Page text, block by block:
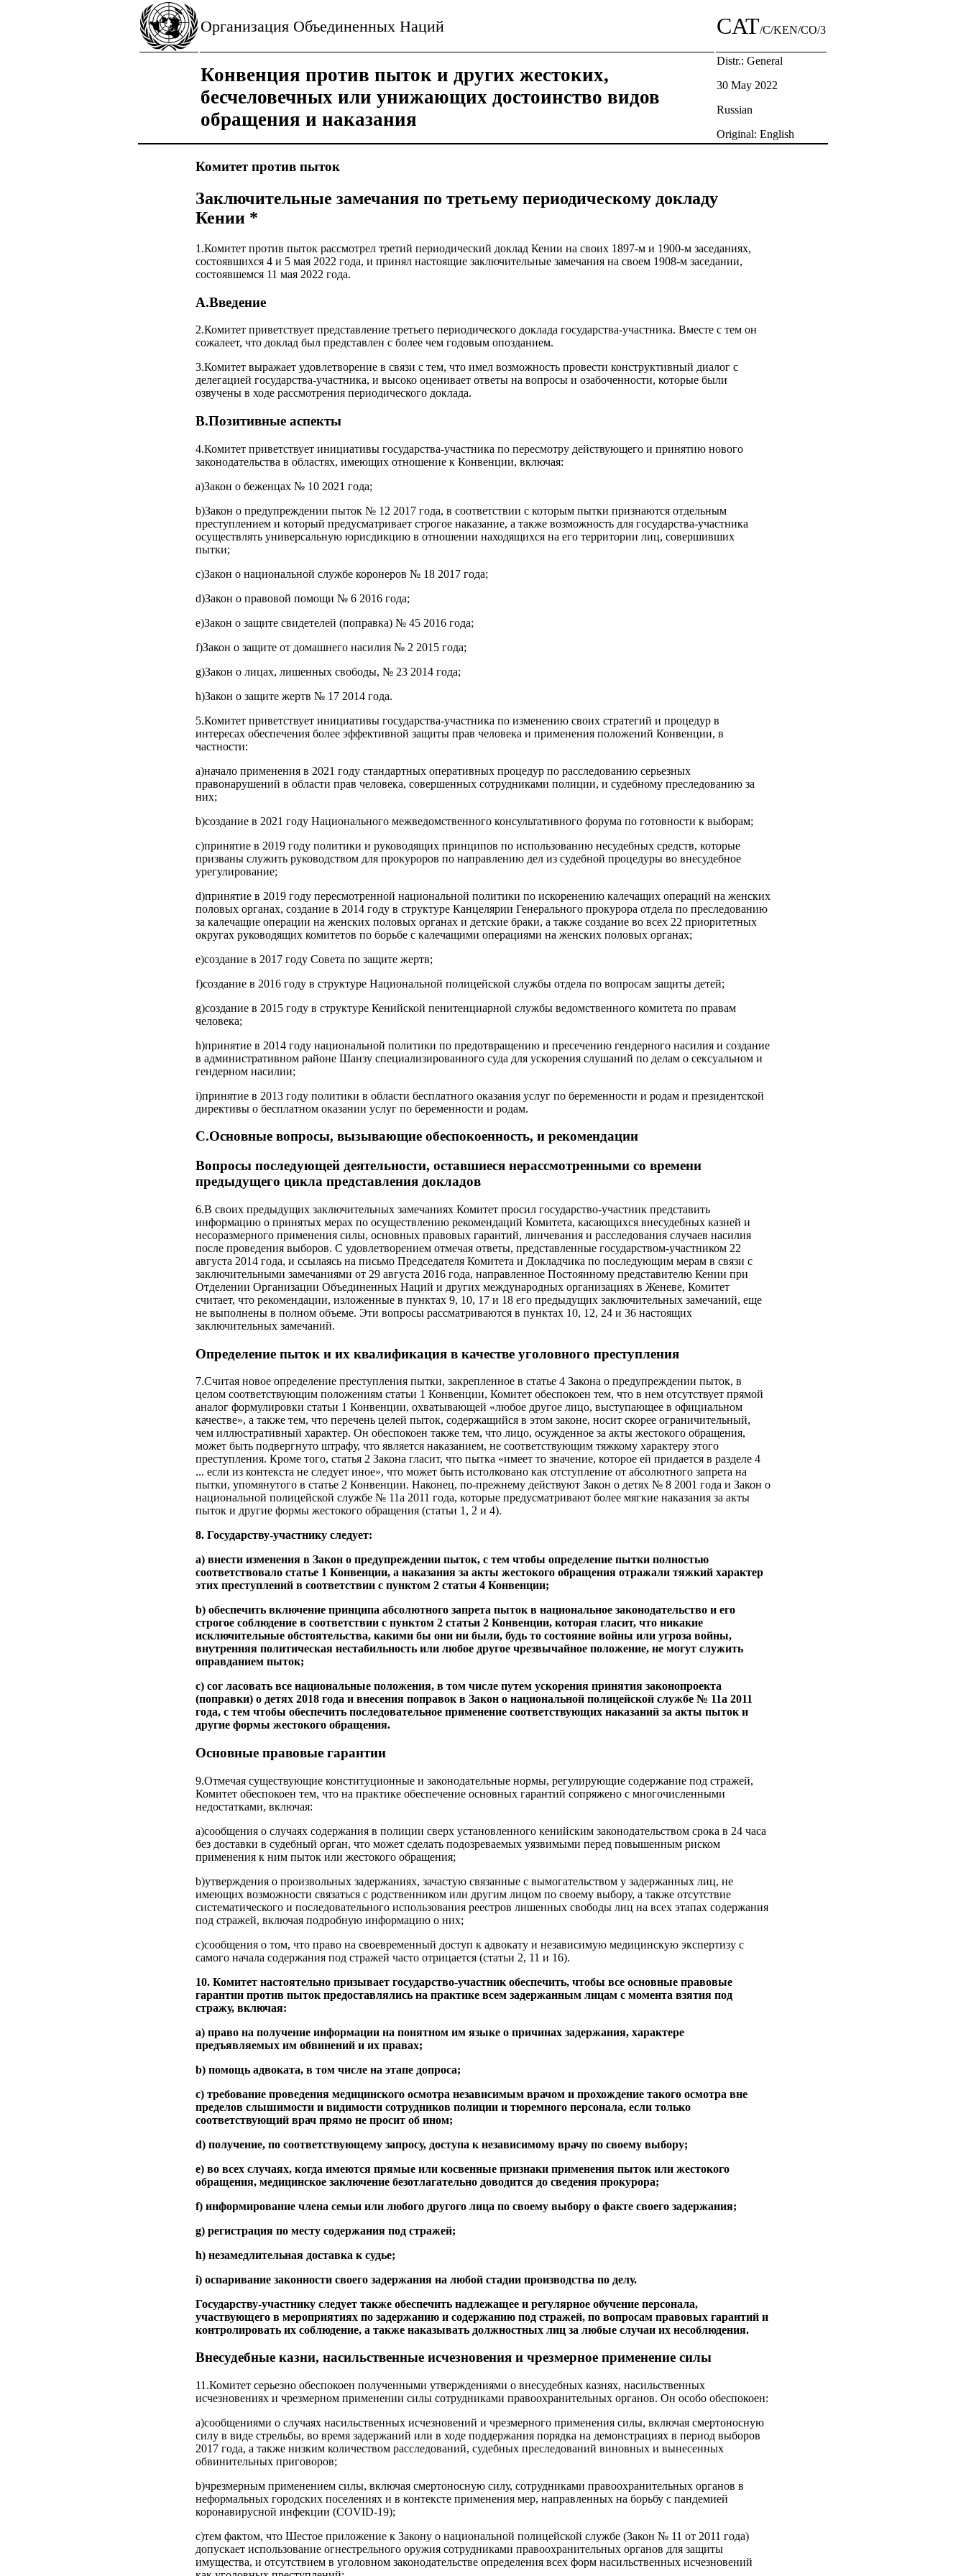
Организация Объединенных Наций CAT/C/KEN/CO/3
Конвенция против пыток и других жестоких,
бесчеловечных или унижающих достоинство видов
обращения и наказания
Distr.: General
30 May 2022
Russian
Original: English
Комитет против пыток
Заключительные замечания по третьему периодическому докладу
Кении *
1.Комитет против пыток рассмотрел третий периодический доклад Кении на своих 1897-м и 1900-м заседаниях,
состоявшихся 4 и 5 мая 2022 года, и принял настоящие заключительные замечания на своем 1908-м заседании,
состоявшемся 11 мая 2022 года.
A.Введение
2.Комитет приветствует представление третьего периодического доклада государства-участника. Вместе с тем он
сожалеет, что доклад был представлен с более чем годовым опозданием.
3.Комитет выражает удовлетворение в связи с тем, что имел возможность провести конструктивный диалог с
делегацией государства-участника, и высоко оценивает ответы на вопросы и озабоченности, которые были
озвучены в ходе рассмотрения периодического доклада.
B.Позитивные аспекты
4.Комитет приветствует инициативы государства-участника по пересмотру действующего и принятию нового
законодательства в областях, имеющих отношение к Конвенции, включая:
a)Закон о беженцах № 10 2021 года;
b)Закон о предупреждении пыток № 12 2017 года, в соответствии с которым пытки признаются отдельным
преступлением и который предусматривает строгое наказание, а также возможность для государства-участника
осуществлять универсальную юрисдикцию в отношении находящихся на его территории лиц, совершивших
пытки;
c)Закон о национальной службе коронеров № 18 2017 года;
d)Закон о правовой помощи № 6 2016 года;
e)Закон о защите свидетелей (поправка) № 45 2016 года;
f)Закон о защите от домашнего насилия № 2 2015 года;
g)Закон о лицах, лишенных свободы, № 23 2014 года;
h)Закон о защите жертв № 17 2014 года.
5.Комитет приветствует инициативы государства-участника по изменению своих стратегий и процедур в
интересах обеспечения более эффективной защиты прав человека и применения положений Конвенции, в
частности:
a)начало применения в 2021 году стандартных оперативных процедур по расследованию серьезных
правонарушений в области прав человека, совершенных сотрудниками полиции, и судебному преследованию за
них;
b)создание в 2021 году Национального межведомственного консультативного форума по готовности к выборам;
c)принятие в 2019 году политики и руководящих принципов по использованию несудебных средств, которые
призваны служить руководством для прокуроров по направлению дел из судебной процедуры во внесудебное
урегулирование;
d)принятие в 2019 году пересмотренной национальной политики по искоренению калечащих операций на женских
половых органах, создание в 2014 году в структуре Канцелярии Генерального прокурора отдела по преследованию
за калечащие операции на женских половых органах и детские браки, а также создание во всех 22 приоритетных
округах руководящих комитетов по борьбе с калечащими операциями на женских половых органах;
e)создание в 2017 году Совета по защите жертв;
f)создание в 2016 году в структуре Национальной полицейской службы отдела по вопросам защиты детей;
g)создание в 2015 году в структуре Кенийской пенитенциарной службы ведомственного комитета по правам
человека;
h)принятие в 2014 году национальной политики по предотвращению и пресечению гендерного насилия и создание
в административном районе Шанзу специализированного суда для ускорения слушаний по делам о сексуальном и
гендерном насилии;
i)принятие в 2013 году политики в области бесплатного оказания услуг по беременности и родам и президентской
директивы о бесплатном оказании услуг по беременности и родам.
C.Основные вопросы, вызывающие обеспокоенность, и рекомендации
Вопросы последующей деятельности, оставшиеся нерассмотренными со времени
предыдущего цикла представления докладов
6.В своих предыдущих заключительных замечаниях Комитет просил государство-участник представить
информацию о принятых мерах по осуществлению рекомендаций Комитета, касающихся внесудебных казней и
несоразмерного применения силы, основных правовых гарантий, линчевания и расследования случаев насилия
после проведения выборов. С удовлетворением отмечая ответы, представленные государством-участником 22
августа 2014 года, и ссылаясь на письмо Председателя Комитета и Докладчика по последующим мерам в связи с
заключительными замечаниями от 29 августа 2016 года, направленное Постоянному представителю Кении при
Отделении Организации Объединенных Наций и других международных организациях в Женеве, Комитет
считает, что рекомендации, изложенные в пунктах 9, 10, 17 и 18 его предыдущих заключительных замечаний, еще
не выполнены в полном объеме. Эти вопросы рассматриваются в пунктах 10, 12, 24 и 36 настоящих
заключительных замечаний.
Определение пыток и их квалификация в качестве уголовного преступления
7.Считая новое определение преступления пытки, закрепленное в статье 4 Закона о предупреждении пыток, в
целом соответствующим положениям статьи 1 Конвенции, Комитет обеспокоен тем, что в нем отсутствует прямой
аналог формулировки статьи 1 Конвенции, охватывающей «любое другое лицо, выступающее в официальном
качестве», а также тем, что перечень целей пыток, содержащийся в этом законе, носит скорее ограничительный,
чем иллюстративный характер. Он обеспокоен также тем, что лицо, осужденное за акты жестокого обращения,
может быть подвергнуто штрафу, что является наказанием, не соответствующим тяжкому характеру этого
преступления. Кроме того, статья 2 Закона гласит, что пытка «имеет то значение, которое ей придается в разделе 4
... если из контекста не следует иное», что может быть истолковано как отступление от абсолютного запрета на
пытки, упомянутого в статье 2 Конвенции. Наконец, по-прежнему действуют Закон о детях № 8 2001 года и Закон о
национальной полицейской службе № 11а 2011 года, которые предусматривают более мягкие наказания за акты
пыток и другие формы жестокого обращения (статьи 1, 2 и 4).
8. Государству-участнику следует:
a) внести изменения в Закон о предупреждении пыток, с тем чтобы определение пытки полностью
соответствовало статье 1 Конвенции, а наказания за акты жестокого обращения отражали тяжкий характер
этих преступлений в соответствии с пунктом 2 статьи 4 Конвенции;
b) обеспечить включение принципа абсолютного запрета пыток в национальное законодательство и его
строгое соблюдение в соответствии с пунктом 2 статьи 2 Конвенции, которая гласит, что никакие
исключительные обстоятельства, какими бы они ни были, будь то состояние войны или угроза войны,
внутренняя политическая нестабильность или любое другое чрезвычайное положение, не могут служить
оправданием пыток;
c) сог ласовать все национальные положения, в том числе путем ускорения принятия законопроекта
(поправки) о детях 2018 года и внесения поправок в Закон о национальной полицейской службе № 11a 2011
года, с тем чтобы обеспечить последовательное применение соответствующих наказаний за акты пыток и
другие формы жестокого обращения.
Основные правовые гарантии
9.Отмечая существующие конституционные и законодательные нормы, регулирующие содержание под стражей,
Комитет обеспокоен тем, что на практике обеспечение основных гарантий сопряжено с многочисленными
недостатками, включая:
a)сообщения о случаях содержания в полиции сверх установленного кенийским законодательством срока в 24 часа
без доставки в судебный орган, что может сделать подозреваемых уязвимыми перед повышенным риском
применения к ним пыток или жестокого обращения;
b)утверждения о произвольных задержаниях, зачастую связанные с вымогательством у задержанных лиц, не
имеющих возможности связаться с родственником или другим лицом по своему выбору, а также отсутствие
систематического и последовательного использования реестров лишенных свободы лиц на всех этапах содержания
под стражей, включая подробную информацию о них;
c)сообщения о том, что право на своевременный доступ к адвокату и независимую медицинскую экспертизу с
самого начала содержания под стражей часто отрицается (статьи 2, 11 и 16).
10. Комитет настоятельно призывает государство-участник обеспечить, чтобы все основные правовые
гарантии против пыток предоставлялись на практике всем задержанным лицам с момента взятия под
стражу, включая:
a) право на получение информации на понятном им языке о причинах задержания, характере
предъявляемых им обвинений и их правах;
b) помощь адвоката, в том числе на этапе допроса;
c) требование проведения медицинского осмотра независимым врачом и прохождение такого осмотра вне
пределов слышимости и видимости сотрудников полиции и тюремного персонала, если только
соответствующий врач прямо не просит об ином;
d) получение, по соответствующему запросу, доступа к независимому врачу по своему выбору;
e) во всех случаях, когда имеются прямые или косвенные признаки применения пыток или жестокого
обращения, медицинское заключение безотлагательно доводится до сведения прокурора;
f) информирование члена семьи или любого другого лица по своему выбору о факте своего задержания;
g) регистрация по месту содержания под стражей;
h) незамедлительная доставка к судье;
i) оспаривание законности своего задержания на любой стадии производства по делу.
Государству-участнику следует также обеспечить надлежащее и регулярное обучение персонала,
участвующего в мероприятиях по задержанию и содержанию под стражей, по вопросам правовых гарантий и
контролировать их соблюдение, а также наказывать должностных лиц за любые случаи их несоблюдения.
Внесудебные казни, насильственные исчезновения и чрезмерное применение силы
11.Комитет серьезно обеспокоен полученными утверждениями о внесудебных казнях, насильственных
исчезновениях и чрезмерном применении силы сотрудниками правоохранительных органов. Он особо обеспокоен:
a)сообщениями о случаях насильственных исчезновений и чрезмерного применения силы, включая смертоносную
силу в виде стрельбы, во время задержаний или в ходе поддержания порядка на демонстрациях в период выборов
2017 года, а также низким количеством расследований, судебных преследований виновных и вынесенных
обвинительных приговоров;
b)чрезмерным применением силы, включая смертоносную силу, сотрудниками правоохранительных органов в
неформальных городских поселениях и в контексте применения мер, направленных на борьбу с пандемией
коронавирусной инфекции (COVID-19);
c)тем фактом, что Шестое приложение к Закону о национальной полицейской службе (Закон № 11 от 2011 года)
допускает использование огнестрельного оружия сотрудниками правоохранительных органов для защиты
имущества, и отсутствием в уголовном законодательстве определения всех форм насильственных исчезновений